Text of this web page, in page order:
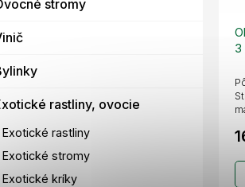
stromy
rastliny, ovocie
Exotické rastliny
Exotické stromy
Exotické kríky
3 l